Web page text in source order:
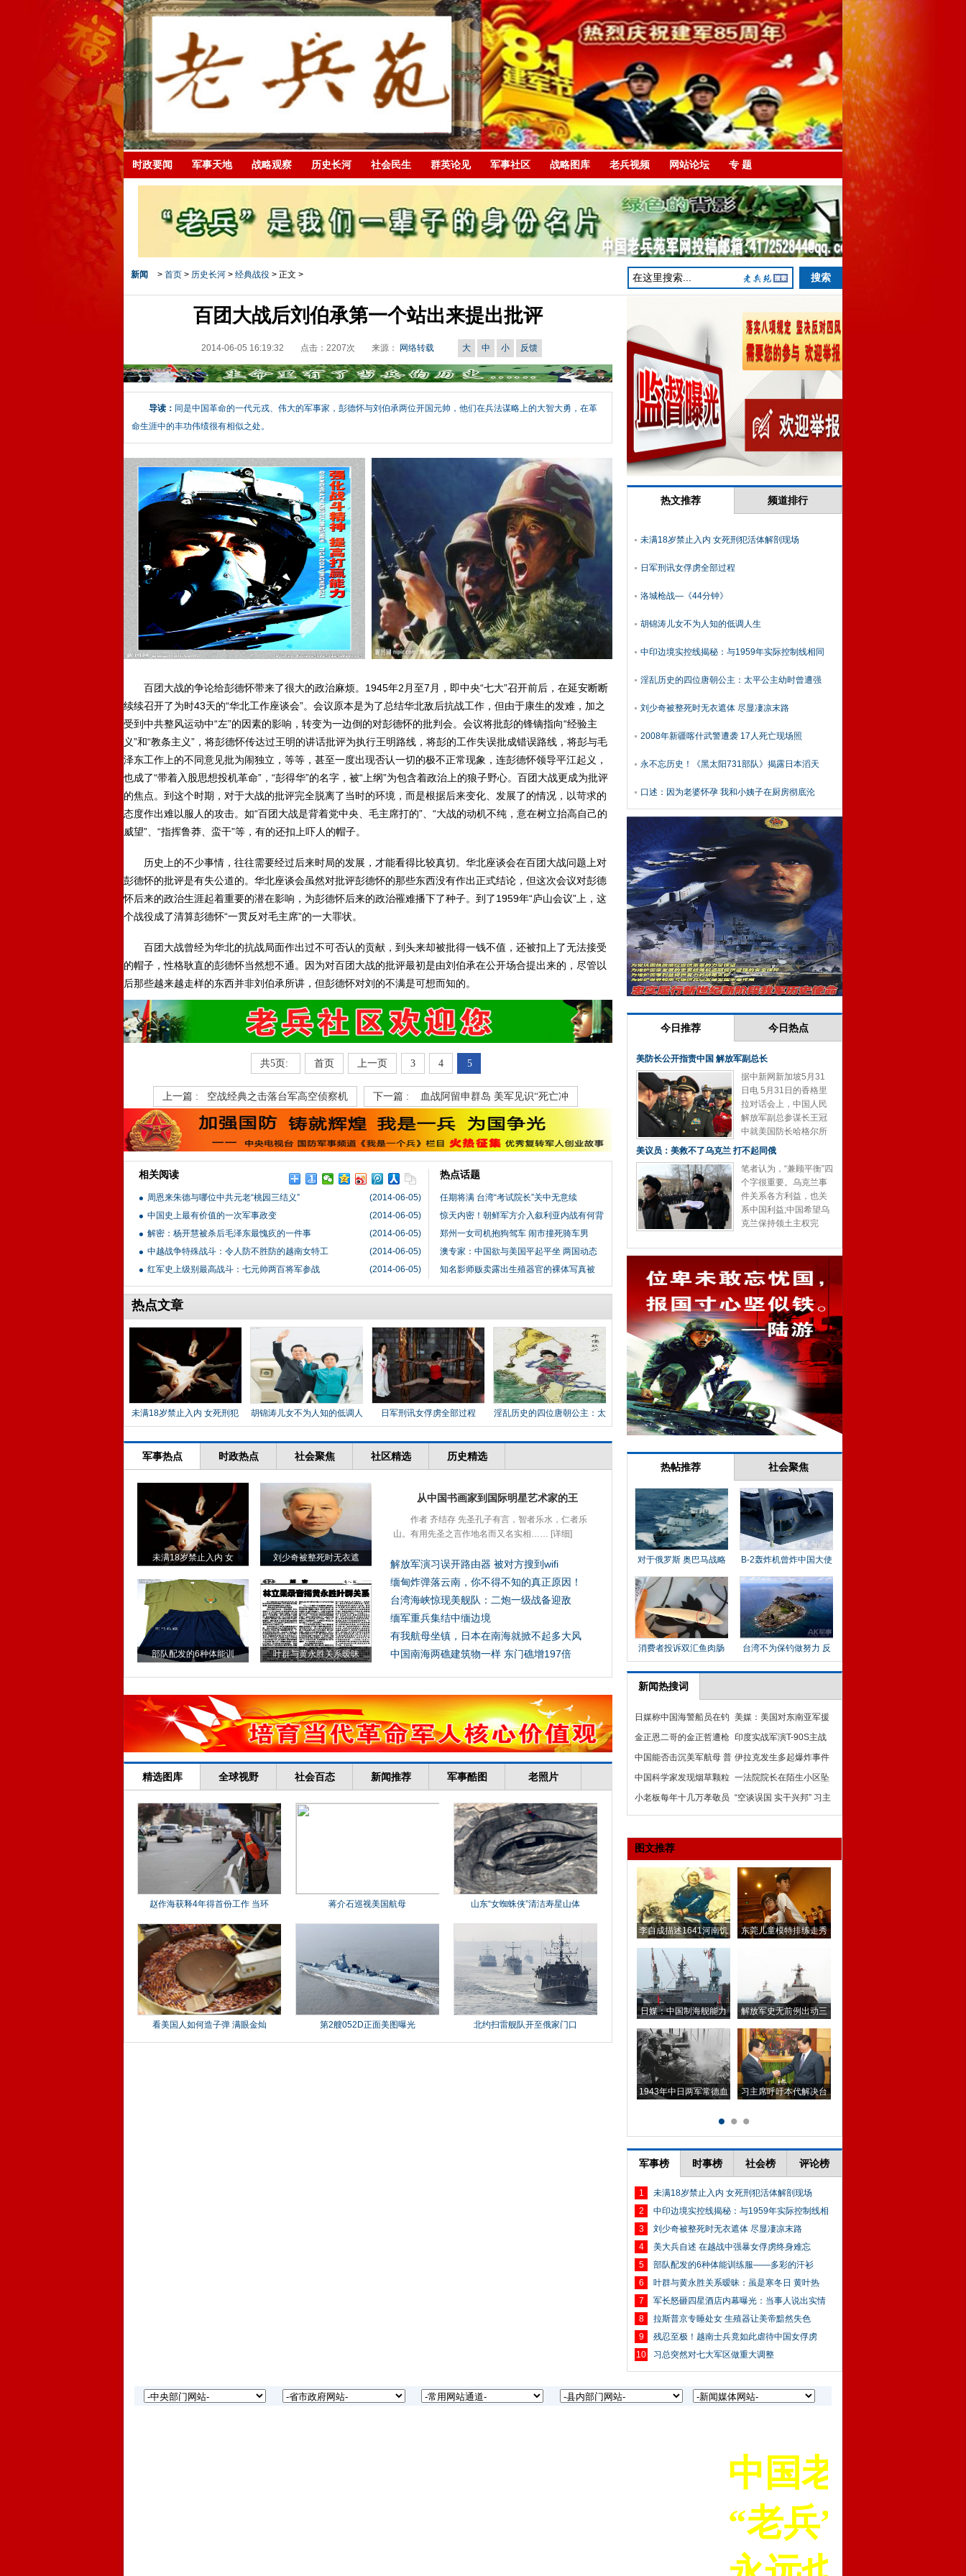
时政要闻 军事天地 战略观察 历史长河 社会民生 群英论见 军事社区 战略图库 老兵视频 网站论坛 专 题
新闻 > 首页 > 历史长河 > 经典战役 > 正文 >
百团大战后刘伯承第一个站出来提出批评
2014-06-05 16:19:32 点击： 2207次 来源： 网络转载 大 中 小 反馈
导读： 同是中国革命的一代元戎、伟大的军事家，彭德怀与刘伯承两位开国元帅，他们在兵法谋略上的大智大勇，在革
命生涯中的丰功伟绩很有相似之处。
百团大战的争论给彭德怀带来了很大的政治麻烦。1945年2月至7月，即中央“七大”召开前后，在延安断断
续续召开了为时43天的“华北工作座谈会”。会议原本是为了总结华北敌后抗战工作，但由于康生的发难，加之
受到中共整风运动中“左”的因素的影响，转变为一边倒的对彭德怀的批判会。会议将批彭的锋镝指向“经验主
义”和“教条主义”，将彭德怀传达过王明的讲话批评为执行王明路线，将彭的工作失误批成错误路线，将彭与毛
泽东工作上的不同意见批为闹独立，等等，甚至一度出现否认一切的极不正常现象，连彭德怀领导平江起义，
也成了“带着入股思想投机革命”，“彭得华”的名字，被“上纲”为包含着政治上的狼子野心。百团大战更成为批评
的焦点。到这个时期，对于大战的批评完全脱离了当时的环境，而是根据后来变化、发展了的情况，以苛求的
态度作出难以服人的攻击。如“百团大战是背着党中央、毛主席打的”、“大战的动机不纯，意在树立抬高自己的
威望”、“指挥鲁莽、蛮干”等，有的还扣上吓人的帽子。
历史上的不少事情，往往需要经过后来时局的发展，才能看得比较真切。华北座谈会在百团大战问题上对
彭德怀的批评是有失公道的。华北座谈会虽然对批评彭德怀的那些东西没有作出正式结论，但这次会议对彭德
怀后来的政治生涯起着重要的潜在影响，为彭德怀后来的政治罹难播下了种子。到了1959年“庐山会议”上，这
个战役成了清算彭德怀“一贯反对毛主席”的一大罪状。
百团大战曾经为华北的抗战局面作出过不可否认的贡献，到头来却被批得一钱不值，还被扣上了无法接受
的帽子，性格耿直的彭德怀当然想不通。因为对百团大战的批评最初是由刘伯承在公开场合提出来的，尽管以
后那些越来越走样的东西并非刘伯承所讲，但彭德怀对刘的不满是可想而知的。
共5页: 首页 上一页 3 4 5
上一篇 : 空战经典之击落台军高空侦察机 下一篇 : 血战阿留申群岛 美军见识“死亡冲
相关阅读
(2014-06-05)
周恩来朱德与哪位中共元老“桃园三结义”
(2014-06-05)
中国史上最有价值的一次军事政变
(2014-06-05)
解密：杨开慧被杀后毛泽东最愧疚的一件事
(2014-06-05)
中越战争特殊战斗：令人防不胜防的越南女特工
(2014-06-05)
红军史上级别最高战斗：七元帅两百将军参战
热点话题
任期将满 台湾“考试院长”关中无意续
惊天内密！朝鲜军方介入叙利亚内战有何背
郑州一女司机抱狗驾车 闹市撞死骑车男
澳专家：中国欲与美国平起平坐 两国动态
知名影师贩卖露出生殖器官的裸体写真被
热点文章
未满18岁禁止入内 女死刑犯 胡锦涛儿女不为人知的低调人 日军刑讯女俘虏全部过程
淫乱历史的四位唐朝公主：太
平
热文推荐 频道排行
未满18岁禁止入内 女死刑犯活体解剖现场
日军刑讯女俘虏全部过程
洛城枪战—《44分钟》
胡锦涛儿女不为人知的低调人生
中印边境实控线揭秘：与1959年实际控制线相同
淫乱历史的四位唐朝公主：太平公主幼时曾遭强
刘少奇被整死时无衣遮体 尽显凄凉末路
2008年新疆喀什武警遭袭 17人死亡现场照
永不忘历史！《黑太阳731部队》揭露日本滔天
口述：因为老婆怀孕 我和小姨子在厨房彻底沦
新闻热搜词
日媒称中国海警船员在钓
鱼岛海域登上5艘渔船
美媒：美国对东南亚军援
增加一半以制衡中国
金正恩二哥的金正哲遭枪
击暗杀可能身亡
印度实战军演T-90S主战
坦克亮相
中国能否击沉美军航母 普
京道真相
伊拉克发生多起爆炸事件
巴基斯坦人质现身电视
中国科学家发现烟草颗粒
物致癌新机制
一法院院长在陌生小区坠
亡 赤脚身着短裤
小老板每年十几万孝敬员
工父母 十余年无人离职
“空谈误国 实干兴邦” 习主
席将拿谁先开刀？
军事榜 时事榜 社会榜 评论榜
1
未满18岁禁止入内 女死刑犯活体解剖现场
2
中印边境实控线揭秘：与1959年实际控制线相
3
刘少奇被整死时无衣遮体 尽显凄凉末路
4
美大兵自述 在越战中强暴女俘虏终身难忘
5
部队配发的6种体能训练服——多彩的汗衫
6
叶群与黄永胜关系暧昧：虽是寒冬日 黄叶热
7
军长怒砸四星酒店内幕曝光：当事人说出实情
8
拉斯普京专睡处女 生殖器让美帝黯然失色
9
残忍至极！越南士兵竟如此虐待中国女俘虏
10
习总突然对七大军区做重大调整
中国老兵苑军网
“老兵”是我们一